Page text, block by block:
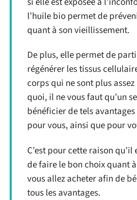
l’huile bio permet de
quant à son vieillissement.
De plus, elle permet de
régénérer les tissus
corps qui ne sont plus
quoi, il ne vous faut qu’un
bénéficier de tels
pour vous, ainsi que pour
C’est pour cette raison qu’il
de faire le bon choix quant
vous allez acheter afin de
tous les avantages.